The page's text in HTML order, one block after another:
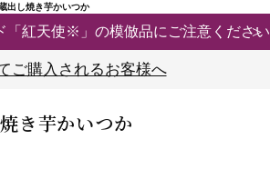
出し焼き芋かいつか
「紅天使※」の模倣品にご注意ください
ご購入されるお客様へ
き芋かいつか